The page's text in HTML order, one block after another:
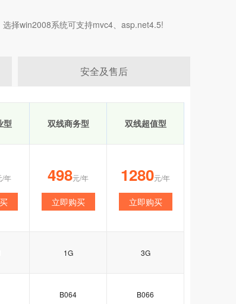
择win2008系统可支持mvc4、asp.net4.5!
安全及售后
型 双线商务型 双线超值型
/年 498元/年
立即购买
1280元/年
立即购买
1G 3G
B064 B066